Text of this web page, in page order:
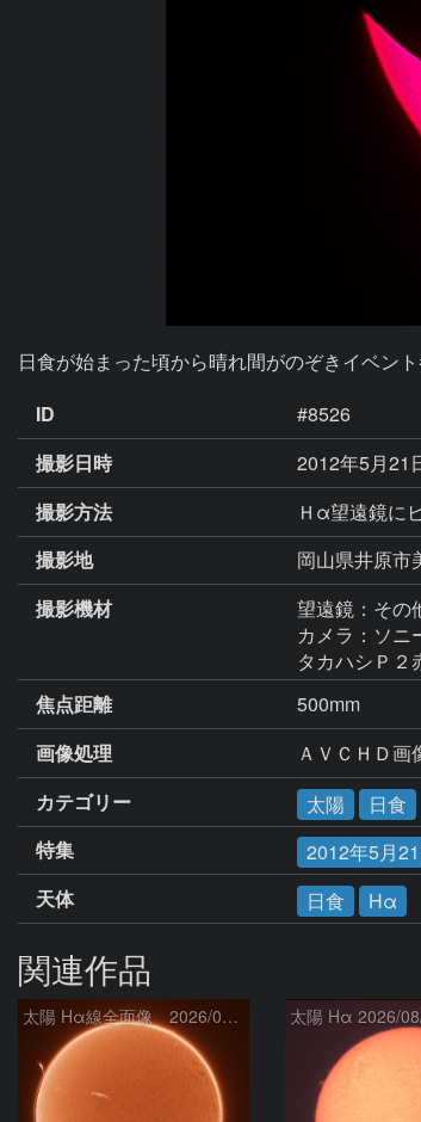
日食が始まった頃から晴れ間がのぞきイベン
ID
#8526
撮影日時
2012年5月21
撮影方法
Ｈα望遠鏡に
撮影地
岡山県井原
撮影機材
望遠鏡：その
カメラ：ソニ
タカハシＰ２
焦点距離
500mm
画像処理
ＡＶＣＨＤ
カテゴリー
太陽
日食
特集
2012年5月
天体
日食 Hα
関連作品
太陽 Hα線全面像 2026/08/08 太陽 Hα 2026/